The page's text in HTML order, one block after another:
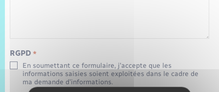
RGPD *
En soumettant ce formulaire, j’accepte que les
informations saisies soient exploitées dans le cadre de
ma demande d’informations.